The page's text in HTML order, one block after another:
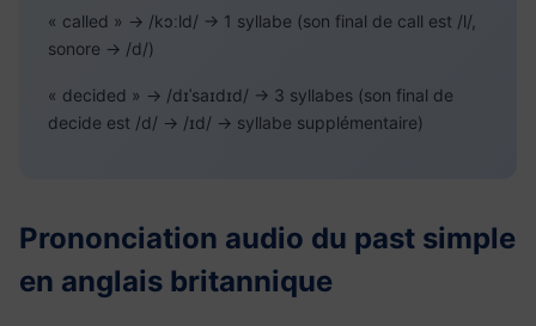
« called » → /kɔːld/ → 1 syllabe (son final de call est /l/,
sonore → /d/)
« decided » → /dɪˈsaɪdɪd/ → 3 syllabes (son final de
decide est /d/ → /ɪd/ → syllabe supplémentaire)
Prononciation audio du past simple
en anglais britannique